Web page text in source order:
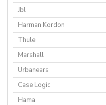
Jbl
Harman Kordon
Thule
Marshall
Urbanears
Case Logic
Hama